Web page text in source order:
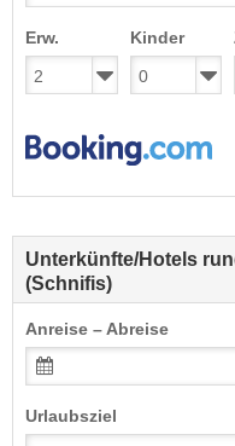
Erw. Kinder
Unterkünfte/Hotels
(Schnifis)
Anreise – Abreise
Urlaubsziel